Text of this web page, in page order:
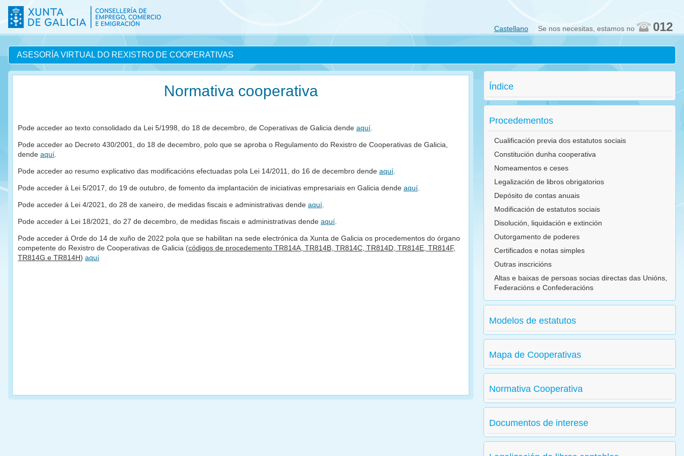
Castellano Se nos necesitas, estamos no 012
ASESORÍA VIRTUAL DO REXISTRO DE COOPERATIVAS
Normativa cooperativa
Pode acceder ao texto consolidado da Lei 5/1998, do 18 de decembro, de Coperativas de Galicia dende aquí
Pode acceder ao Decreto 430/2001, do 18 de decembro, polo que se aproba o Regulamento do Rexistro de Cooperativas de Galicia,
dende aquí
Pode acceder ao resumo explicativo das modificacións efectuadas pola Lei 14/2011, do 16 de decembro dende aquí
Pode acceder á Lei 5/2017, do 19 de outubro, de fomento da implantación de iniciativas empresariais en Galicia dende aquí
Pode acceder á Lei 4/2021, do 28 de xaneiro, de medidas fiscais e administrativas dende aquí
Pode acceder á Lei 18/2021, do 27 de decembro, de medidas fiscais e administrativas dende aquí
Pode acceder á Orde do 14 de xuño de 2022 pola que se habilitan na sede electrónica da Xunta de Galicia os procedementos do órgano
competente do Rexistro de Cooperativas de Galicia (códigos de procedemento TR814A, TR814B, TR814C, TR814D, TR814E, TR814F,
TR814G e TR814H) aquí
Índice
Procedementos
Cualificación previa dos estatutos sociais
Constitución dunha cooperativa
Nomeamentos e ceses
Legalización de libros obrigatorios
Depósito de contas anuais
Modificación de estatutos sociais
Disolución, liquidación e extinción
Outorgamento de poderes
Certificados e notas simples
Outras inscricións
Altas e baixas de persoas socias directas das Unións,
Federacións e Confederacións
Modelos de estatutos
Mapa de Cooperativas
Normativa Cooperativa
Documentos de interese